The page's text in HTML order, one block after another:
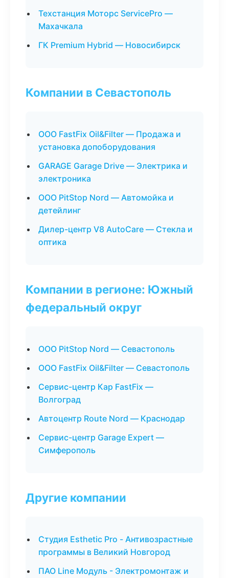
Техстанция Моторс ServicePro —
Махачкала
ГК Premium Hybrid — Новосибирск
Компании в Севастополь
ООО FastFix Oil&Filter — Продажа и
установка допоборудования
GARAGE Garage Drive — Электрика и
электроника
ООО PitStop Nord — Автомойка и
детейлинг
Дилер-центр V8 AutoCare — Стекла и
оптика
Компании в регионе: Южный
федеральный округ
ООО PitStop Nord — Севастополь
ООО FastFix Oil&Filter — Севастополь
Сервис-центр Кар FastFix —
Волгоград
Автоцентр Route Nord — Краснодар
Сервис-центр Garage Expert —
Симферополь
Другие компании
Студия Esthetic Pro - Антивозрастные
программы в Великий Новгород
ПАО Line Модуль - Электромонтаж и